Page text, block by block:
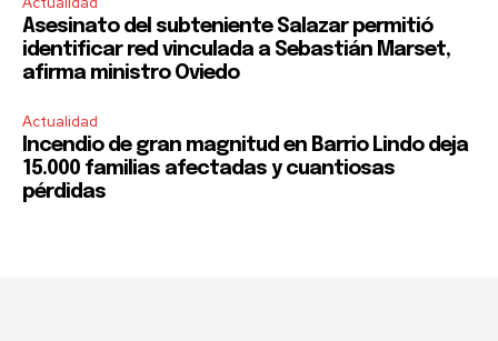
Asesinato del subteniente Salazar permitió
identificar red vinculada a Sebastián Marset,
afirma ministro Oviedo
Actualidad
Incendio de gran magnitud en Barrio Lindo deja
15.000 familias afectadas y cuantiosas
pérdidas